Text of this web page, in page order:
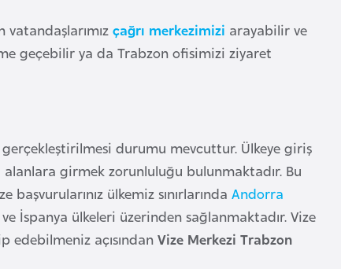
çağrı merkezimizi arayabilir ve
geçebilir ya da Trabzon ofisimizi ziyaret
durumu mevcuttur. Ülkeye giriş
alanlara girmek zorunluluğu bulunmaktadır. Bu
ülkemiz sınırlarında Andorra
İspanya ülkeleri üzerinden sağlanmaktadır. Vize
edebilmeniz açısından Vize Merkezi Trabzon